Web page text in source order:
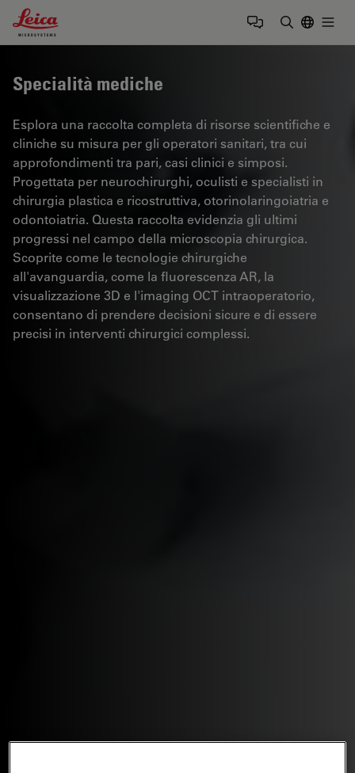
Leica Microsystems Logo
Specialità mediche
Esplora una raccolta completa di risorse scientifiche e
cliniche su misura per gli operatori sanitari, tra cui
approfondimenti tra pari, casi clinici e simposi.
Progettata per neurochirurghi, oculisti e specialisti in
chirurgia plastica e ricostruttiva, otorinolaringoiatria e
odontoiatria. Questa raccolta evidenzia gli ultimi
progressi nel campo della microscopia chirurgica.
Scoprite come le tecnologie chirurgiche
all'avanguardia, come la fluorescenza AR, la
visualizzazione 3D e l'imaging OCT intraoperatorio,
consentano di prendere decisioni sicure e di essere
precisi in interventi chirurgici complessi.